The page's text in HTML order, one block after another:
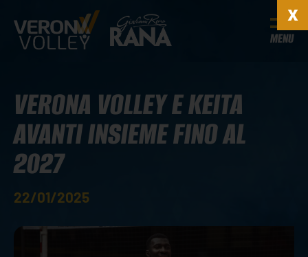
MENU
VERONA VOLLEY E KEITA
AVANTI INSIEME FINO AL
2027
22/01/2025